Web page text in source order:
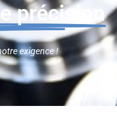
précision
exigence !